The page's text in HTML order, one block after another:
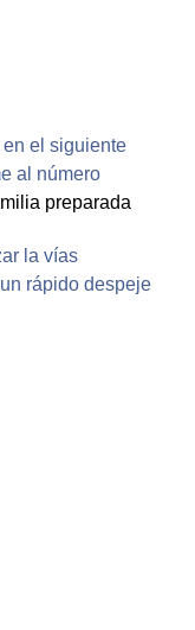
el siguiente
al número
preparada
la vías
rápido despeje